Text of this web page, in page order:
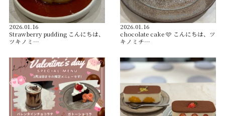
2026.01.16
Strawberry pudding こんにちは、
ツキノミ…
2026.01.16
chocolate cake 🩷 こんにちは、ツ
キノミチ…